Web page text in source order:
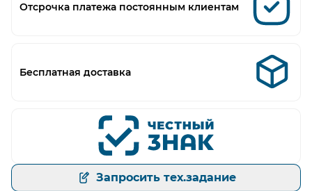
Отсрочка платежа постоянным клиентам
Бесплатная доставка
Запросить тех.задание